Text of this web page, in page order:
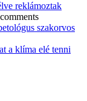
reklámoztak
szakorvos
a klíma elé tenni